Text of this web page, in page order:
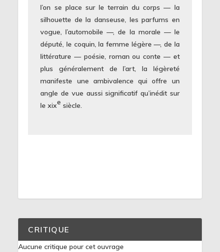
l’on se place sur le terrain du corps — la
silhouette de la danseuse, les parfums en
vogue, l’automobile —, de la morale — le
député, le coquin, la femme légère —, de la
littérature — poésie, roman ou conte — et
plus généralement de l’art, la légèreté
manifeste une ambivalence qui offre un
angle de vue aussi significatif qu’inédit sur
le xixe siècle
CRITIQUE
Aucune critique pour cet ouvrage